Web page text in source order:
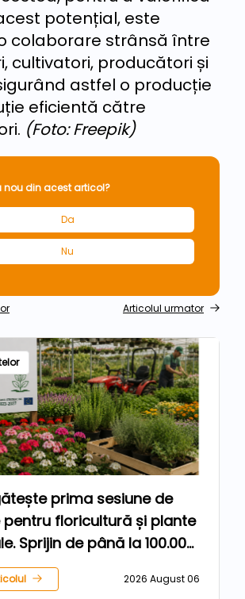
potențial, este
colaborare strânsă între
cultivatori, producători și
astfel o producție
eficientă către
(Foto: Freepik)
nou din acest articol?
Da
Nu
Articolul urmator
prima sesiune de
floricultură și plante
Sprijin de până la 100.000
fermieri
2026 August 06